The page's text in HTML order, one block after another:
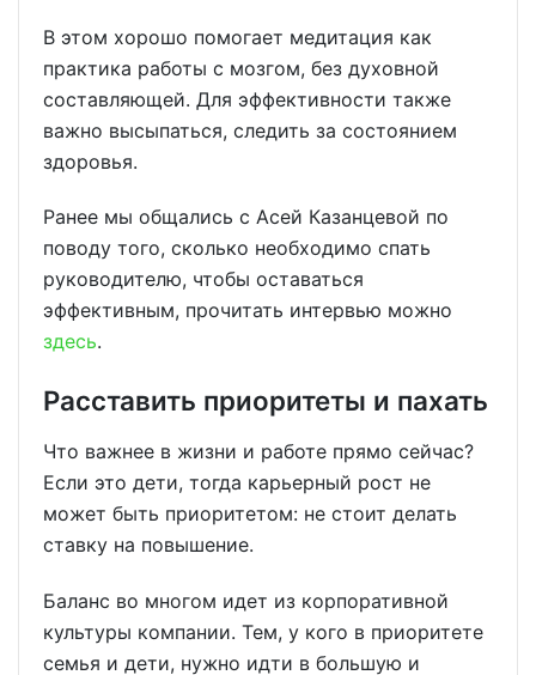
В этом хорошо помогает медитация как
практика работы с мозгом, без духовной
составляющей. Для эффективности также
важно высыпаться, следить за состоянием
здоровья.
Ранее мы общались с Асей Казанцевой по
поводу того, сколько необходимо спать
руководителю, чтобы оставаться
эффективным, прочитать интервью можно
здесь.
Расставить приоритеты и пахать
Что важнее в жизни и работе прямо сейчас?
Если это дети, тогда карьерный рост не
может быть приоритетом: не стоит делать
ставку на повышение.
Баланс во многом идет из корпоративной
культуры компании. Тем, у кого в приоритете
семья и дети, нужно идти в большую и